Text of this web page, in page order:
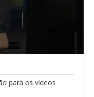
para os vídeos